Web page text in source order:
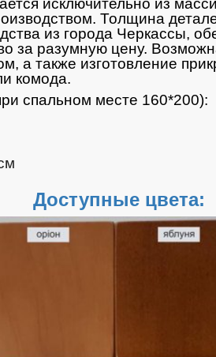
Толщина
из города Черкассы,
за разумную цену.
а также изготовление
комода.
спальном месте 160*200):
Доступные цвета: